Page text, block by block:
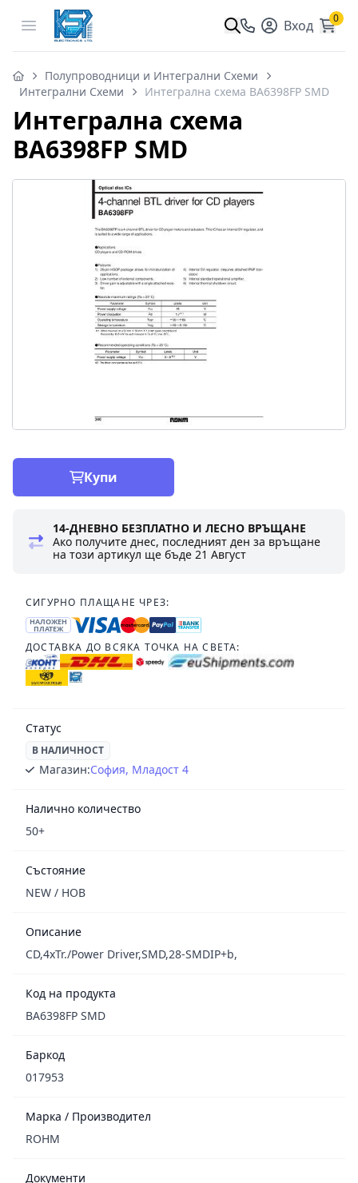
Open menu Вход 0
Полупроводници и Интегрални Схеми
Интегрални Схеми
Интегрална схема BA6398FP SMD
Интегрална схема
BA6398FP SMD
Купи
14-ДНЕВНО БЕЗПЛАТНО И ЛЕСНО ВРЪЩАНЕ
Ако получите днес, последният ден за връщане
на този артикул ще бъде21 Август
СИГУРНО ПЛАЩАНЕ ЧРЕЗ:
НАЛОЖЕН
ПЛАТЕЖ
ДОСТАВКА ДО ВСЯКА ТОЧКА НА СВЕТА:
Статус
В НАЛИЧНОСТ
Магазин:София, Младост 4
Налично количество
50+
Състояние
NEW / НОВ
Описание
CD,4xTr./Power Driver,SMD,28-SMDIP+b,
Код на продукта
BA6398FP SMD
Баркод
017953
Марка / Производител
ROHM
Документи